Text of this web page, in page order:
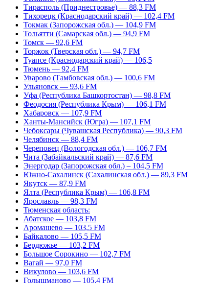
Тирасполь (Приднестровье) — 88,3 FM
Тихорецк (Краснодарский край) — 102,4 FM
Токмак (Запорожская обл.) — 104,9 FM
Тольятти (Самарская обл.) — 94,9 FM
Томск — 92,6 FM
Торжок (Тверская обл.) — 94,7 FM
Туапсе (Краснодарский край) — 106,5
Тюмень — 92,4 FM
Уварово (Тамбовская обл.) — 100,6 FM
Ульяновск — 93,6 FM
Уфа (Республика Башкортостан) — 98,8 FM
Феодосия (Республика Крым) — 106,1 FM
Хабаровск — 107,9 FM
Ханты-Мансийск (Югра) — 107,1 FM
Чебоксары (Чувашская Республика) — 90,3 FM
Челябинск — 88,4 FM
Череповец (Вологодская обл.) — 106,7 FM
Чита (Забайкальский край) — 87,6 FM
Энергодар (Запорожская обл.) – 104,5 FM
Южно-Сахалинск (Сахалинская обл.) — 89,3 FM
Якутск — 87,9 FM
Ялта (Республика Крым) — 106,8 FM
Ярославль — 98,3 FM
Тюменская область:
Абатское — 103,8 FM
Аромашево — 103,5 FM
Байкалово — 105,5 FM
Бердюжье — 103,2 FM
Большое Сорокино — 102,7 FM
Вагай — 97,0 FM
Викулово — 103,6 FM
Голышманово — 105,4 FM